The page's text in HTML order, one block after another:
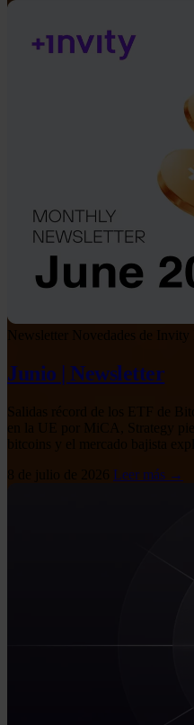
Novedades de Invity
Junio | Newsletter
Leer más →